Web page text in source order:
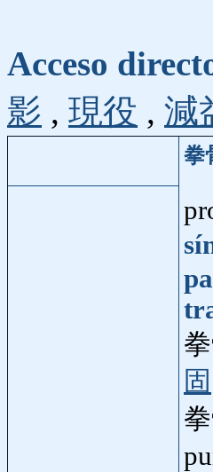
Acceso
影 , 現役 , 減
拳
固